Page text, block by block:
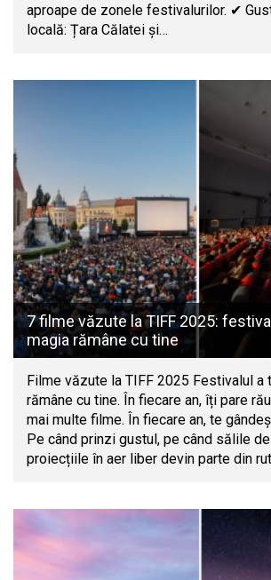
aproape de zonele festivalurilor. ✔
locală: Țara Călatei și…
7 filme văzute la TIFF 2025:
magia rămâne cu tine
Filme văzute la TIFF 2025 Festivalul a
rămâne cu tine. În fiecare an, îți pare
mai multe filme. În fiecare an, te
Pe când prinzi gustul, pe când sălile
proiecțiile în aer liber devin parte din